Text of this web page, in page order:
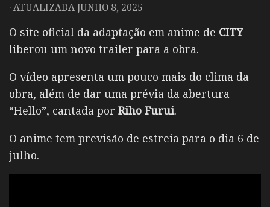
· ATUALIZADAJUNHO 8, 2025
O site oficial da adaptação em anime de CITY
liberou um novo trailer para a obra.
O vídeo apresenta um pouco mais do clima da
obra, além de dar uma prévia da abertura
“Hello”, cantada por Riho Furui.
O anime tem previsão de estreia para o dia 6 de
julho.